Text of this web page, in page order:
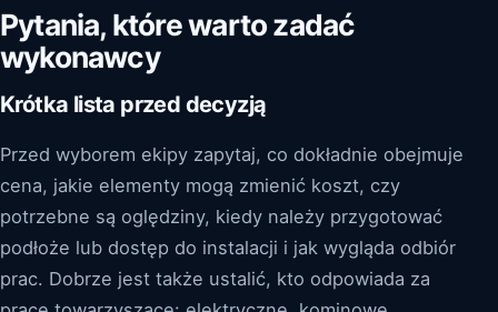
Pytania, które warto zadać
wykonawcy
Krótka lista przed decyzją
Przed wyborem ekipy zapytaj, co dokładnie obejmuje
cena, jakie elementy mogą zmienić koszt, czy
potrzebne są oględziny, kiedy należy przygotować
podłoże lub dostęp do instalacji i jak wygląda odbiór
prac. Dobrze jest także ustalić, kto odpowiada za